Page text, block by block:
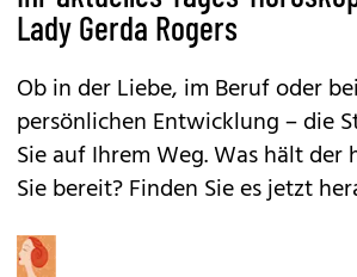
Lady Gerda Rogers
Ob in der Liebe, im Beruf oder
persönlichen Entwicklung – die
Sie auf Ihrem Weg. Was hält der
Sie bereit? Finden Sie es jetzt